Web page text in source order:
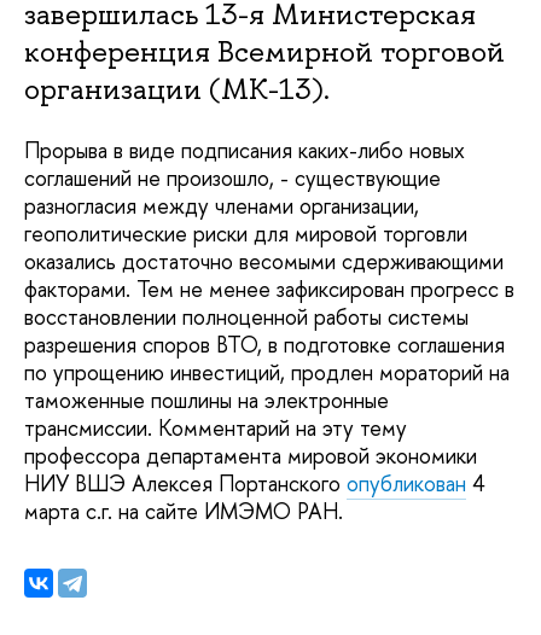
завершилась 13-я Министерская
конференция Всемирной торговой
организации (МК-13).
Прорыва в виде подписания каких-либо новых
соглашений не произошло, - существующие
разногласия между членами организации,
геополитические риски для мировой торговли
оказались достаточно весомыми сдерживающими
факторами. Тем не менее зафиксирован прогресс в
восстановлении полноценной работы системы
разрешения споров ВТО, в подготовке соглашения
по упрощению инвестиций, продлен мораторий на
таможенные пошлины на электронные
трансмиссии. Комментарий на эту тему
профессора департамента мировой экономики
НИУ ВШЭ Алексея Портанского опубликован 4
марта с.г. на сайте ИМЭМО РАН.